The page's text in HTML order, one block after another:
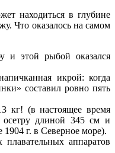
находиться в глубине
Что оказалось на самом
и этой рыбой оказался
икрой: когда
составил ровно пять
кг! (в настоящее время
осетру длиной 345 см и
г. в Северное море).
аппаратов